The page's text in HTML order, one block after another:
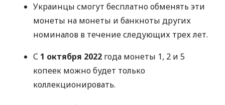
Украинцы смогут бесплатно обменять эти
монеты на монеты и банкноты других
номиналов в течение следующих трех лет.
С 1 октября 2022 года монеты 1, 2 и 5
копеек можно будет только
коллекционировать.